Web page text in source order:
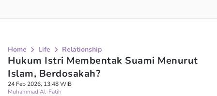
Home Life Relationship
Hukum Istri Membentak Suami Menurut
Islam, Berdosakah?
24 Feb 2026, 13:48 WIB
Muhammad Al-Fatih